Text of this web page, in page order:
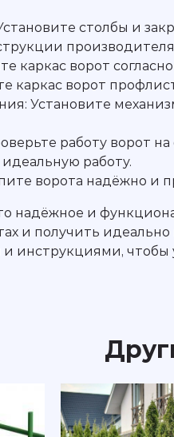
столбы и
каркас ворот
каркас ворот
Установите
работу ворот
работу.
ворота надёжно и
надёжное и
и получить
инструкциями,